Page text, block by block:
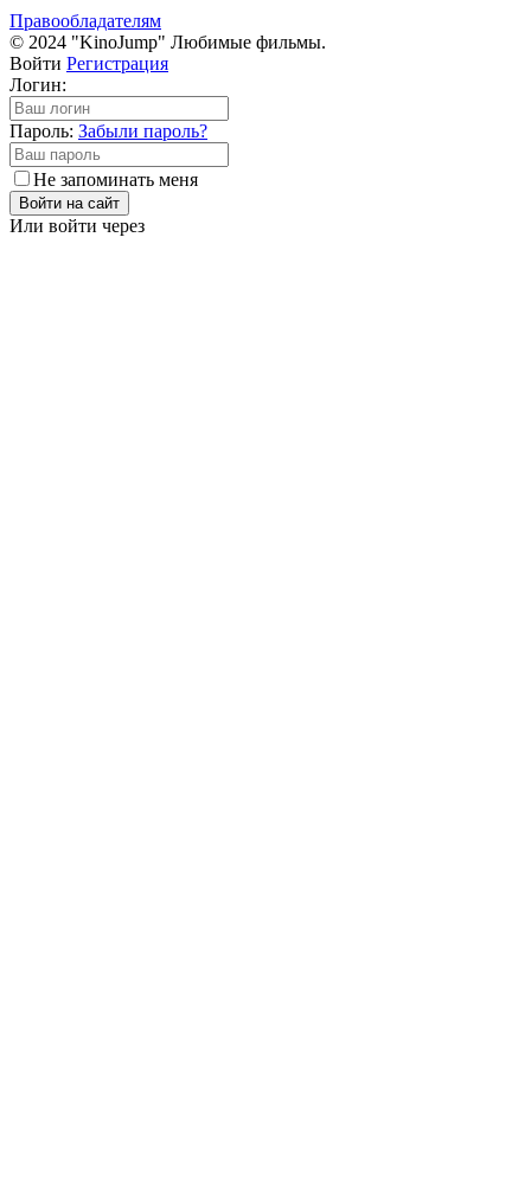
Правообладателям
© 2024 "KinoJump" Любимые фильмы.
Войти Регистрация
Логин:
Пароль: Забыли пароль?
Не запоминать меня
Войти на сайт
Или войти через